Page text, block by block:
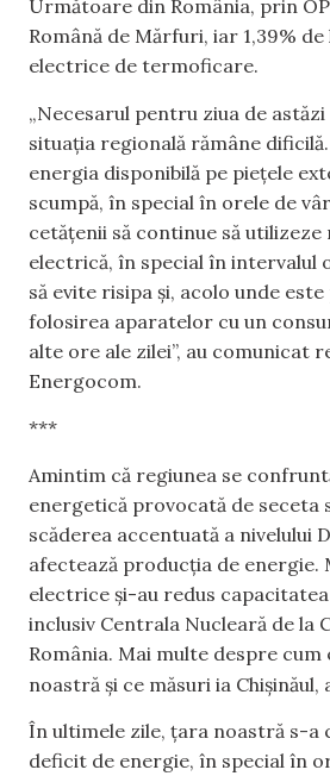
Următoare din România, prin
Română de Mărfuri, iar 1,39%
electrice de termoficare.
„Necesarul pentru ziua de
situația regională rămâne
energia disponibilă pe piețele
scumpă, în special în orele de
cetățenii să continue să
electrică, în special în intervalul
să evite risipa și, acolo unde este
folosirea aparatelor cu un
alte ore ale zilei”, au comunicat
Energocom.
***
Amintim că regiunea se
energetică provocată de seceta
scăderea accentuată a nivelului
afectează producția de energie.
electrice și-au redus
inclusiv Centrala Nucleară de la
România. Mai multe despre
noastră și ce măsuri ia Chișinăul,
În ultimele zile, țara noastră s-a
deficit de energie, în special în